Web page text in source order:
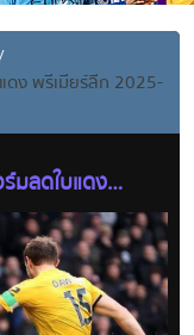
ง พรีเมียร์ลีก 2025-
มลดใบแดง